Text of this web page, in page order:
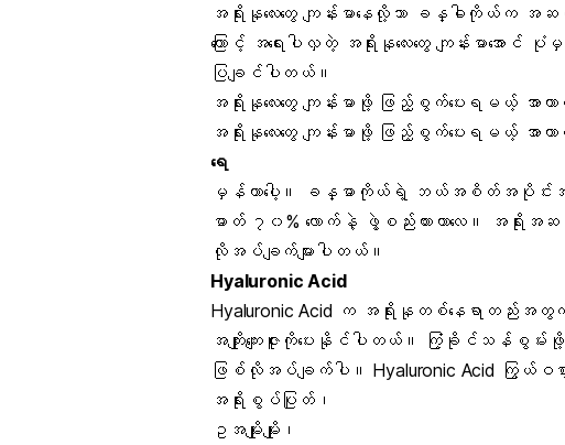
အရိုးနုလေးတွေ ကျန်းမာနေလို့သာ ခန္ဓါကိုယ်က အဆ
ကြောင့် အရေးပါလှတဲ့ အရိုးနုလေးတွေ ကျန်းမာအော
ပြချင်ပါတယ်။
အရိုးနုလေးတွေ ကျန်းမာဖို့ ဖြည့်စွက်ပေးရမယ့် အာဟာရ
အရိုးနုလေးတွေ ကျန်းမာဖို့ ဖြည့်စွက်ပေးရမယ့် အာဟာရ
ရေ
မှန်တာပေါ့။ ခန္ဓာကိုယ်ရဲ့ ဘယ်အစိတ်အပိုင်
ဓာတ်၇၀% လောက်နဲ့ ဖွဲ့စည်းထားတာလေ။ အရိုးအ
လိုအပ်ချက်များပါတယ်။
Hyaluronic Acid
Hyaluronic Acid က အရိုးနုတစ်နေရာတည်းအတွ
အကျိုးကျေးဇူးကိုပေးနိုင်ပါတယ်။ ကြံ့ခိုင်သန်စွ
ဖြစ်လိုအပ်ချက်ပါ။ Hyaluronic Acid ကြွယ်ဝစွ
အရိုးစွပ်ပြုတ်၊
ဥအမျိုးမျိုး၊